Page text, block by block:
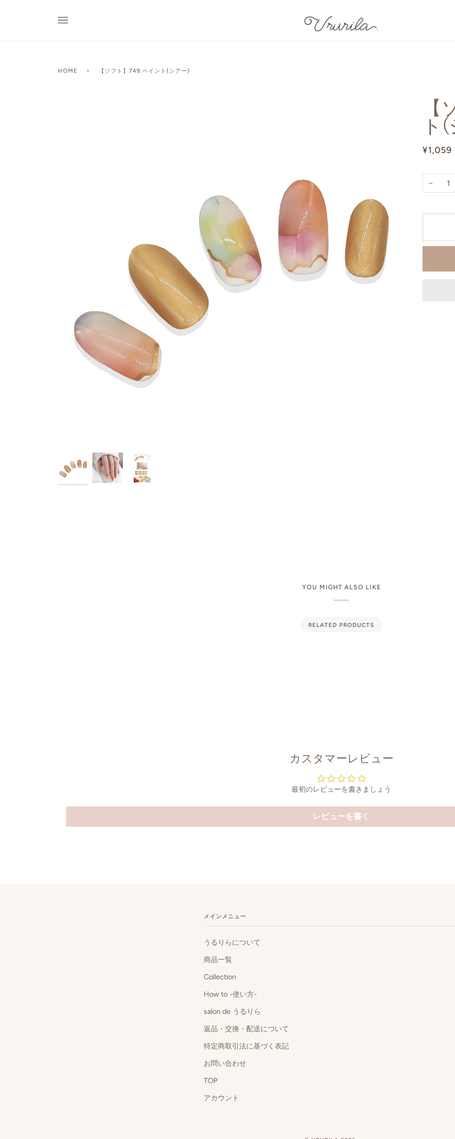
HOME › 【ソフト】749.ペイント(シアー)
ト
¥1,059
−
YOU MIGHT ALSO LIKE
RELATED PRODUCTS
カスタマーレビュー
最初のレビューを書きましょう
レビューを書く
メインメニュー
うるりらについて
商品一覧
Collection
How to -使い方-
salon de うるりら
返品・交換・配送について
特定商取引法に基づく表記
お問い合わせ
TOP
アカウント